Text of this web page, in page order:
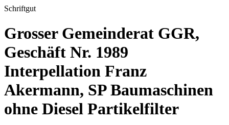
Schriftgut
Grosser Gemeinderat GGR,
Geschäft Nr. 1989
Interpellation Franz
Akermann, SP Baumaschinen
ohne Diesel Partikelfilter